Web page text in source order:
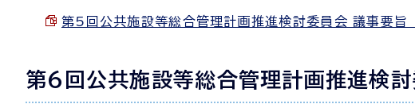
第5回公共施設等総合管理計画推進検討委員会 議事要
第6回公共施設等総合管理計画推進検